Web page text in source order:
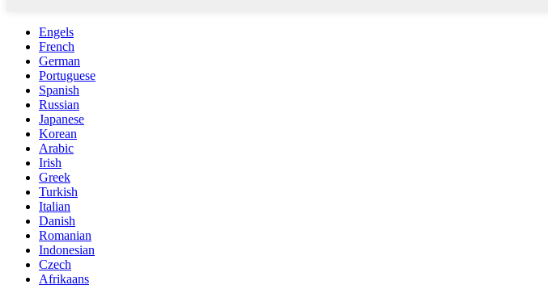
Engels
French
German
Portuguese
Spanish
Russian
Japanese
Korean
Arabic
Irish
Greek
Turkish
Italian
Danish
Romanian
Indonesian
Czech
Afrikaans